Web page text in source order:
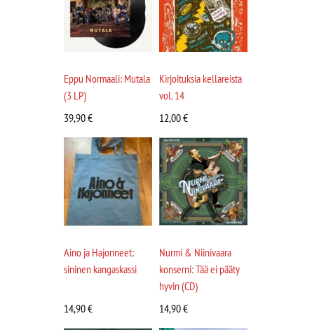
Eppu Normaali: Mutala
(3 LP)
39,90€
Kirjoituksia kellareista
vol. 14
12,00€
Aino ja Hajonneet:
sininen kangaskassi
14,90€
Nurmi & Niinivaara
konserni: Tää ei pääty
hyvin (CD)
14,90€